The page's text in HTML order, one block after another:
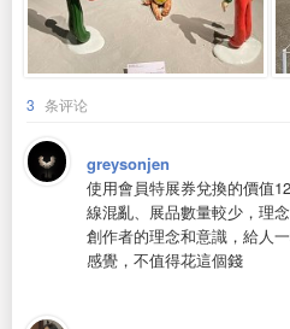
3 条评论
greysonjen
使用會員特展券兌換的價值
線混亂、展品數量較少，理
創作者的理念和意識，給人
感覺，不值得花這個錢